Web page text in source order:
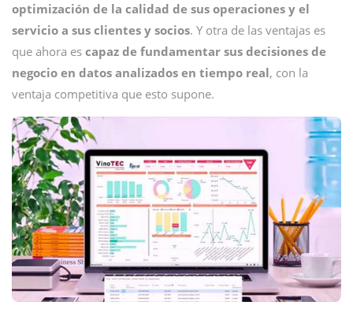
optimización de la calidad de sus operaciones y el
servicio a sus clientes y socios. Y otra de las ventajas es
que ahora es capaz de fundamentar sus decisiones de
negocio en datos analizados en tiempo real, con la
ventaja competitiva que esto supone.